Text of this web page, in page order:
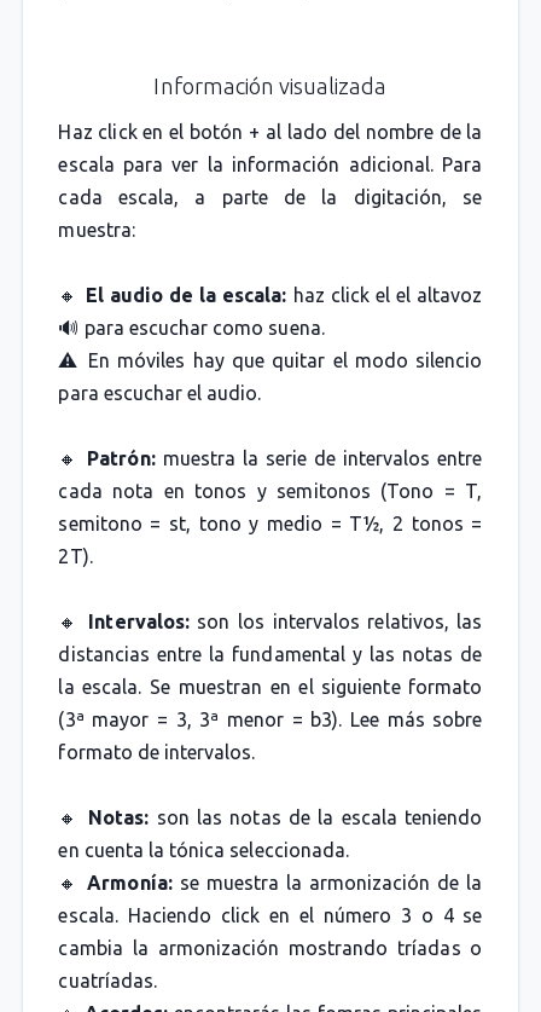
Información visualizada
Haz click en el botón + al lado del nombre de la
escala para ver la información adicional. Para
cada escala, a parte de la digitación, se
muestra:
🔸 El audio de la escala: haz click el el altavoz
🔊 para escuchar como suena.
⚠️ En móviles hay que quitar el modo silencio
para escuchar el audio.
🔸 Patrón:muestra la serie de intervalos entre
cada nota en tonos y semitonos (Tono = T,
semitono = st, tono y medio = T½, 2 tonos =
2T).
🔸 Intervalos:son los intervalos relativos, las
distancias entre la fundamental y las notas de
la escala. Se muestran en el siguiente formato
(3ª mayor = 3, 3ª menor = b3). Lee más sobre
formato de intervalos.
🔸 Notas: son las notas de la escala teniendo
en cuenta la tónica seleccionada.
🔸Armonía:se muestra la armonización de la
escala. Haciendo click en el número 3 o 4 se
cambia la armonización mostrando tríadas o
cuatríadas.